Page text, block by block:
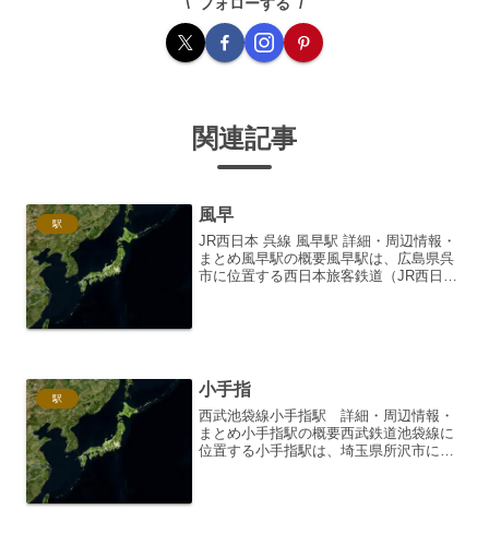
関連記事
駅 風早
JR西日本 呉線 風早駅 詳細・周辺情報・
まとめ風早駅の概要風早駅は、広島県呉
市に位置する西日本旅客鉄道（JR西日
駅 小手指
西武池袋線小手指駅 詳細・周辺情報・
まとめ小手指駅の概要西武鉄道池袋線に
位置する小手指駅は、埼玉県所沢市にあ